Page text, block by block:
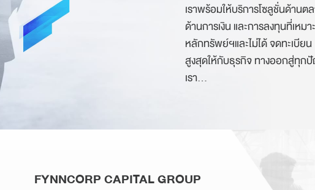
เราพร้อมให้บริการโซลูชั่นด้าน
ด้านการเงิน และการลงทุนที่เห
หลักทรัพย์ฯและไม่ได้ จดทะเบี
สูงสุดให้กับธุรกิจ ทางออกสู่ทุ
เรา…
FYNNCORP CAPITAL GROUP